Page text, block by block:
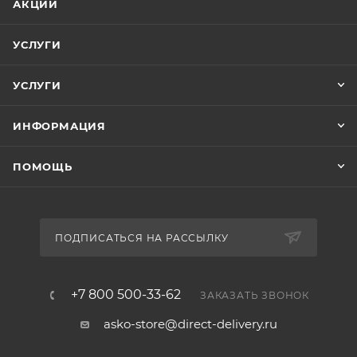
настройки параметров. Минималистичный белый
Комбинируйте комплект с аксессуарами Hidden
даже на ограниченной площади. Благодаря
продуманным функциям,
АКЦИИ
УСЛУГИ
УСЛУГИ
ИНФОРМАЦИЯ
ПОМОЩЬ
ПОДПИСАТЬСЯ НА РАССЫЛКУ
+7 800 500-33-62 ЗАКАЗАТЬ ЗВОНОК
asko-store@direct-delivery.ru